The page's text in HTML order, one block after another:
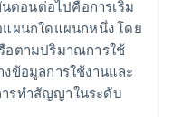
ตอนต่อไปคือการเริ่ม
แผนกใดแผนกหนึ่ง โดย
ตามปริมาณการใช้
ข้อมูลการใช้งานและ
รทำสัญญาในระดับ